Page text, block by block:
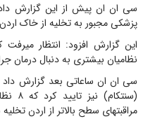
سی ان ان پیش از این گزارش
پزشکی مجبور به تخلیه از خاک
این گزارش افزود: انتظار
نظامیان بیشتری به دنبال درمان
سی ان ان ساعاتی بعد گزارش داد
مراقبتهای سطح بالاتر از اردن